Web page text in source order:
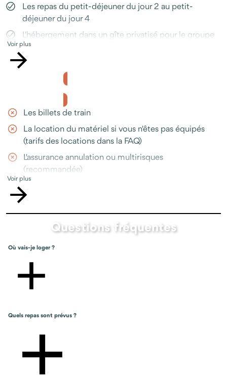
Les repas du petit-déjeuner du jour 2 au petit-
déjeuner du jour 4
L'hébergement dans un gîte privatisé pour le groupe
disponible avant et pendant votre séjour (téléphone,
Whatsapp, e-mail)
Voir plus
Le prix ne comprend pas
Les billets de train
La location du matériel si vous n'êtes pas équipés
(tarifs des locations dans la FAQ)
L'assurance annulation ou multirisques
(recommandée)
programme
Voir plus
Questions fréquentes
Où vais-je loger ?
Quels repas sont prévus ?